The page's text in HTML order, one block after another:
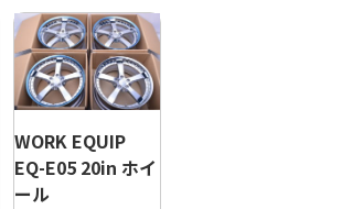
WORK EQUIP
EQ-E05 20in ホイ
ール